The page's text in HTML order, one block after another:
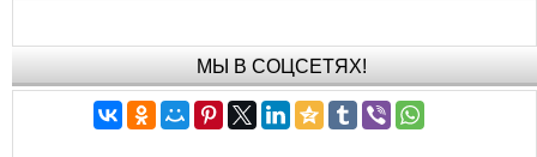
МЫ В СОЦСЕТЯХ!